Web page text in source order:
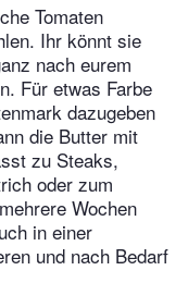
Tomaten
Ihr könnt sie
nach eurem
Für etwas Farbe
dazugeben
die Butter mit
zu Steaks,
oder zum
Wochen
in einer
und nach Bedarf